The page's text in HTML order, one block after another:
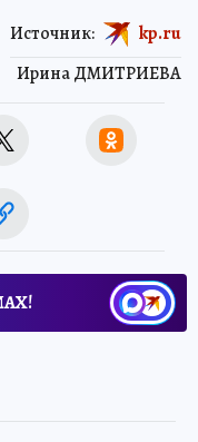
Ирина ДМИТРИЕВА
Источник: kp.ru